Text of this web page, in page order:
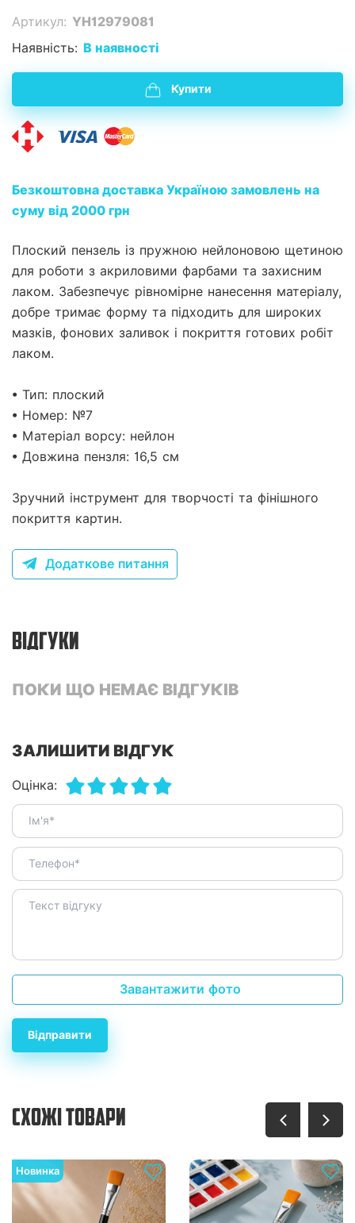
Артикул: YH12979081
Наявність: В наявності
Купити
Безкоштовна доставка Україною замовлень на
суму від 2000 грн
Плоский пензель із пружною нейлоновою щетиною
для роботи з акриловими фарбами та захисним
лаком. Забезпечує рівномірне нанесення матеріалу,
добре тримає форму та підходить для широких
мазків, фонових заливок і покриття готових робіт
лаком.
• Тип: плоский
• Номер: №7
• Матеріал ворсу: нейлон
• Довжина пензля: 16,5 см
Зручний інструмент для творчості та фінішного
покриття картин.
Додаткове питання
ВІДГУКИ
ПОКИ ЩО НЕМАЄ ВІДГУКІВ
ЗАЛИШИТИ ВІДГУК
Оцінка:
Завантажити фото
Відправити
СХОЖІ ТОВАРИ
Новинка